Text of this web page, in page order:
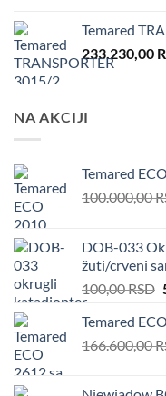
Temared
233.230,00
NA AKCIJI
Temared
100.000,00
DOB-033
žuti/crveni
100,00RSD
Temared
166.600,00